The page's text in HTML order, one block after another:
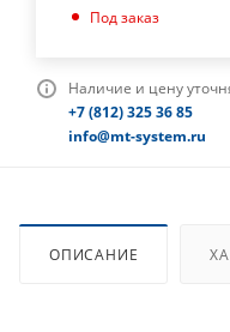
Под заказ
Наличие и цену
+7 (812) 325 36 85
info@mt-system.ru
ОПИСАНИЕ